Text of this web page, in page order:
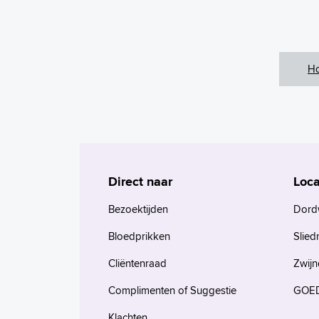
Direct naar
Bezoektijden
Bloedprikken
Cliëntenraad
Complimenten of Suggestie